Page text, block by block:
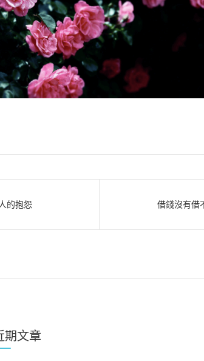
的抱怨 借錢沒有借
期文章